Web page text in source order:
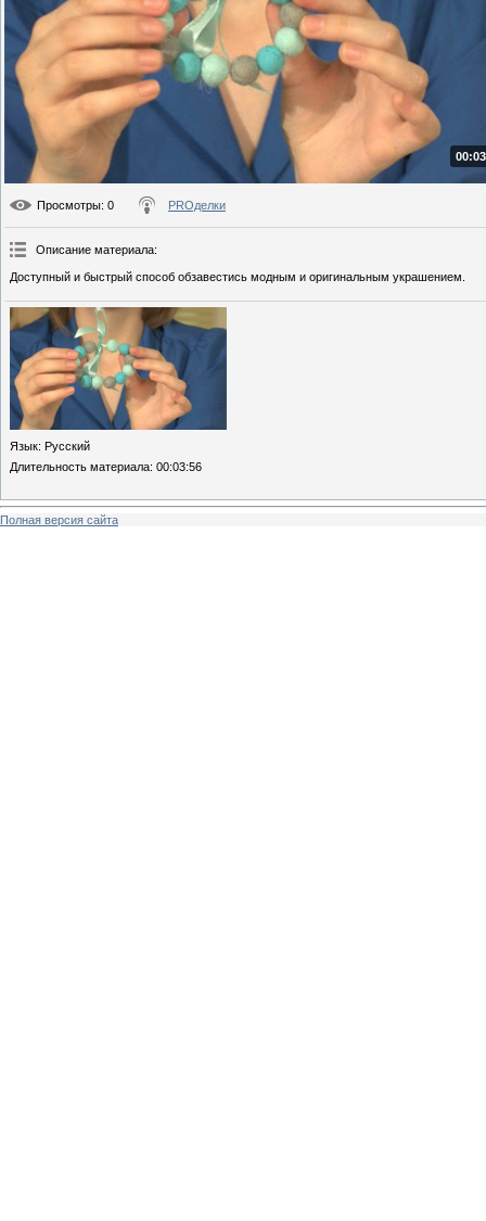
Просмотры: 0 PROделки
Описание материала:
Доступный и быстрый способ обзавестись модным и оригинальным украшением.
Язык: Русский
Длительность материала: 00:03:56
Полная версия сайта